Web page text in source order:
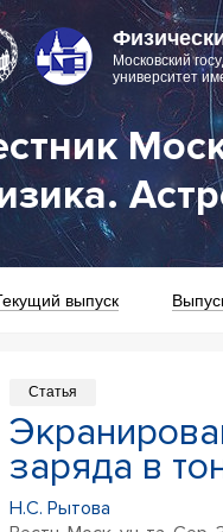
Московский
университет
выпуск
Статья
заряда в
Н.С. Рытова